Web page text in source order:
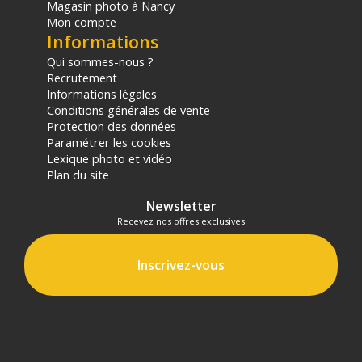
sur les produits de moins de 1m et moins de 20Kg.
(2) Sous réserve d'éligibilité.
(3) Nombre de points Fidélité estimés, hors remises au panier, basé
panier.
Magasin photo à Nancy
Mon compte
Informations
Qui sommes-nous ?
Recrutement
Informations légales
Conditions générales de vente
Protection des données
Paramétrer les cookies
Lexique photo et vidéo
Plan du site
Newsletter
Recevez nos offres exclusives
Inscrivez-vous